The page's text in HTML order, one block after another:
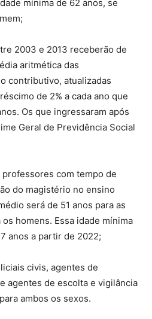
mínima de 62 anos, se
2003 e 2013 receberão de
aritmética das
contributivo, atualizadas
de 2% a cada ano que
Os que ingressaram após
Geral de Previdência Social
professores com tempo de
do magistério no ensino
será de 51 anos para as
homens. Essa idade mínima
anos a partir de 2022;
civis, agentes de
agentes de escolta e vigilância
ambos os sexos.